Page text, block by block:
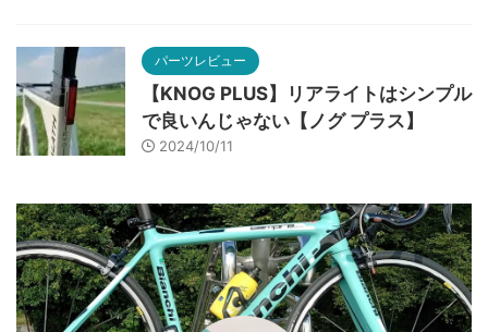
パーツレビュー
【KNOG PLUS】リアライトはシンプル
で良いんじゃない【ノグ プラス】
2024/10/11